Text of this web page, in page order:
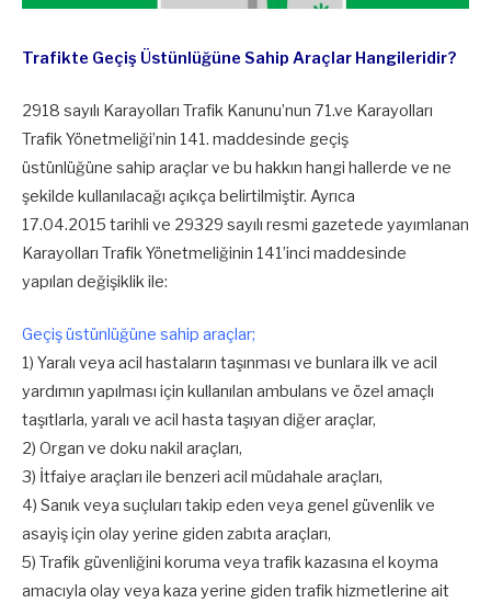
Trafikte Geçiş Üstünlüğüne Sahip Araçlar Hangileridir?
2918 sayılı Karayolları Trafik Kanunu’nun 71.ve Karayolları
Trafik Yönetmeliği’nin 141. maddesinde geçiş
üstünlüğüne sahip araçlar ve bu hakkın hangi hallerde ve ne
şekilde kullanılacağı açıkça belirtilmiştir. Ayrıca
17.04.2015 tarihli ve 29329 sayılı resmi gazetede yayımlanan
Karayolları Trafik Yönetmeliğinin 141’inci maddesinde
yapılan değişiklik ile:
Geçiş üstünlüğüne sahip araçlar;
1) Yaralı veya acil hastaların taşınması ve bunlara ilk ve acil
yardımın yapılması için kullanılan ambulans ve özel amaçlı
taşıtlarla, yaralı ve acil hasta taşıyan diğer araçlar,
2) Organ ve doku nakil araçları,
3) İtfaiye araçları ile benzeri acil müdahale araçları,
4) Sanık veya suçluları takip eden veya genel güvenlik ve
asayiş için olay yerine giden zabıta araçları,
5) Trafik güvenliğini koruma veya trafik kazasına el koyma
amacıyla olay veya kaza yerine giden trafik hizmetlerine ait